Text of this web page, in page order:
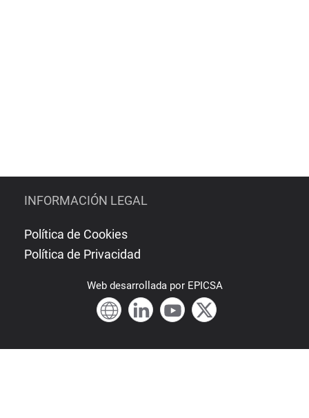
INFORMACIÓN LEGAL
Política de Cookies
Política de Privacidad
Webdesarrollada por EPICSA